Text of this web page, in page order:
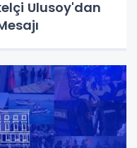
Ulusoy'dan